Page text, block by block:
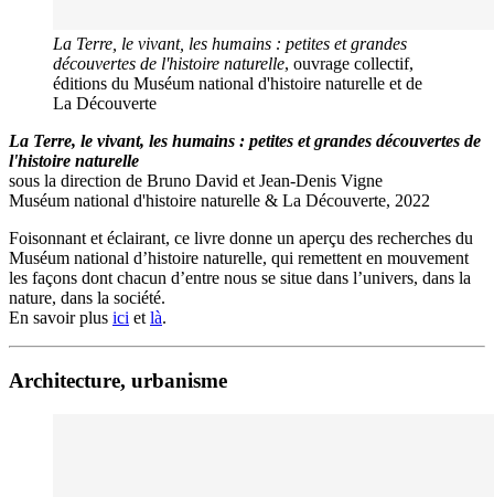
La Terre, le vivant, les humains : petites et grandes
découvertes de l'histoire naturelle, ouvrage collectif,
éditions du Muséum national d'histoire naturelle et de
La Découverte
La Terre, le vivant, les humains : petites et grandes découvertes de
l'histoire naturelle
sous la direction de Bruno David et Jean-Denis Vigne
Muséum national d'histoire naturelle & La Découverte, 2022
Foisonnant et éclairant, ce livre donne un aperçu des recherches du
Muséum national d’histoire naturelle, qui remettent en mouvement
les façons dont chacun d’entre nous se situe dans l’univers, dans la
nature, dans la société.
En savoir plus ici et là.
Architecture, urbanisme